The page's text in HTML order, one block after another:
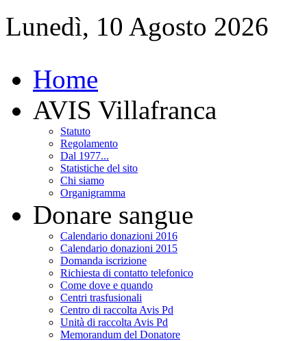
Lunedì, 10 Agosto 2026
Home
AVIS Villafranca
Statuto
Regolamento
Dal 1977...
Statistiche del sito
Chi siamo
Organigramma
Donare sangue
Calendario donazioni 2016
Calendario donazioni 2015
Domanda iscrizione
Richiesta di contatto telefonico
Come dove e quando
Centri trasfusionali
Centro di raccolta Avis Pd
Unità di raccolta Avis Pd
Memorandum del Donatore